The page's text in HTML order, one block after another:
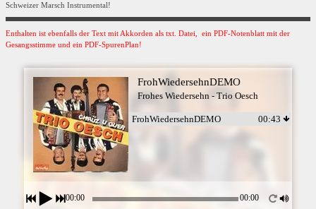
Schweizer Marsch Instrumental!
Enthalten ist ebenfalls der Text mit Akkorden als txt. Datei, ein PDF-Notenblatt mit der
Gesangsstimme und ein PDF-SpurenPlan!
FrohWiedersehnDEMO
Frohes Wiedersehn - Trio Oesch
FrohWiedersehnDEMO 00:43
00:00 00:00